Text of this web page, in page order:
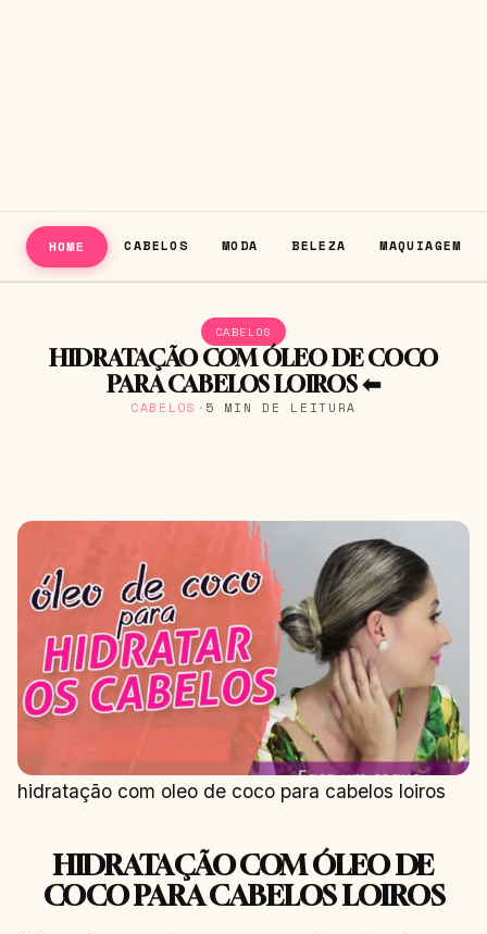
HOME CABELOS MODA BELEZA MAQUIAGEM
CABELOS
HIDRATAÇÃO COM ÓLEO DE COCO
PARA CABELOS LOIROS ⬅
CABELOS · 5 MIN DE LEITURA
hidratação com oleo de coco para cabelos loiros
HIDRATAÇÃO COM ÓLEO DE
COCO PARA CABELOS LOIROS